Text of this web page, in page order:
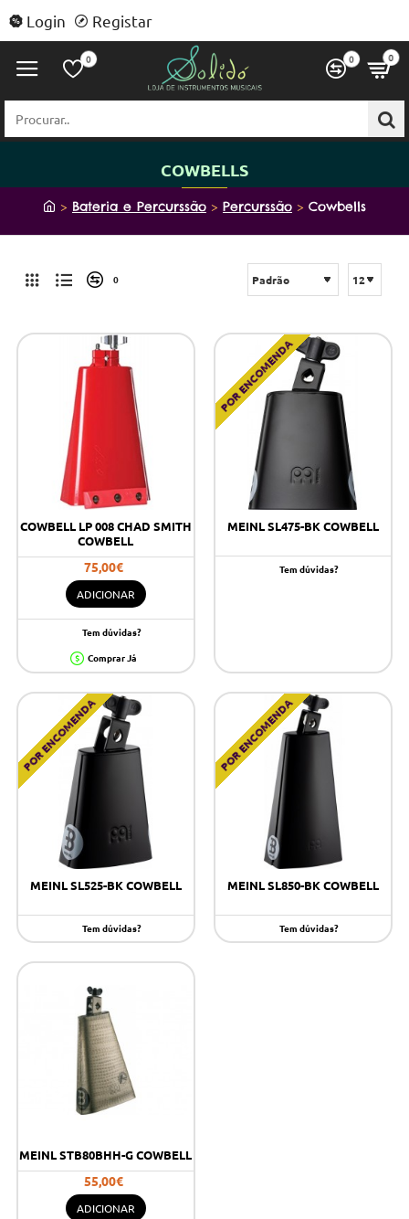
Login Registar
0 0 0
Procurar..
COWBELLS
h
Bateria e Percurssão Percurssão Cowbells
0
COWBELL LP 008 CHAD SMITH
COWBELL
75,00€
ADICIONAR
Tem dúvidas?
Comprar Já
POR ENCOMENDA
MEINL SL475-BK COWBELL
Tem dúvidas?
POR ENCOMENDA
MEINL SL525-BK COWBELL
Tem dúvidas?
POR ENCOMENDA
MEINL SL850-BK COWBELL
Tem dúvidas?
MEINL STB80BHH-G COWBELL
55,00€
ADICIONAR